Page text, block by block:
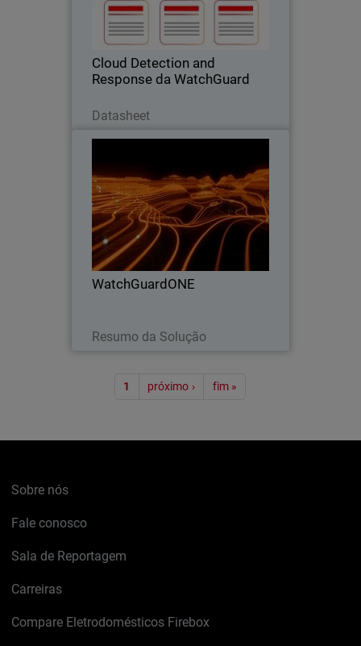
Cloud Detection and
Response da WatchGuard
Datasheet
um incidente.
WatchGuardONE
Resumo da Solução
Body
Saiba como o programa de parceiros de
canal da WatchGuard pode impulsionar
maior lucratividade e eficiência por meio
de engajamento e capacitação.
Paginação
1 próximo › fim »
Sobre nós
Fale conosco
Sala de Reportagem
Carreiras
Compare Eletrodomésticos Firebox